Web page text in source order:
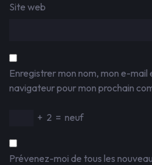
Site web
Enregistrer mon nom, mon e-mail
navigateur pour mon prochain
+ 2 = neuf
Prévenez-moi de tous les